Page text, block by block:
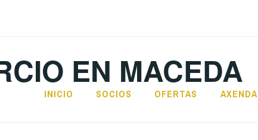
EN MACEDA
INICIO SOCIOS OFERTAS AXENDA